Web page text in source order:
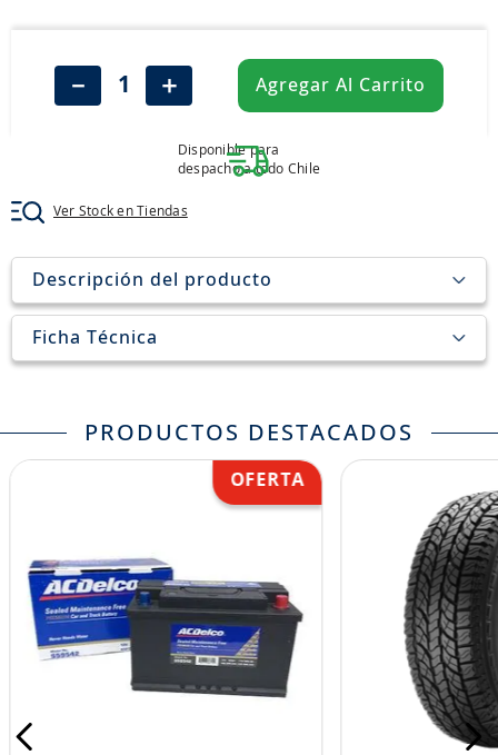
＋
－ Agregar Al Carrito
Disponible para
despacho a todo Chile
Ver Stock en Tiendas
Descripción del producto
Ficha Técnica
PRODUCTOS DESTACADOS
jockey john deere